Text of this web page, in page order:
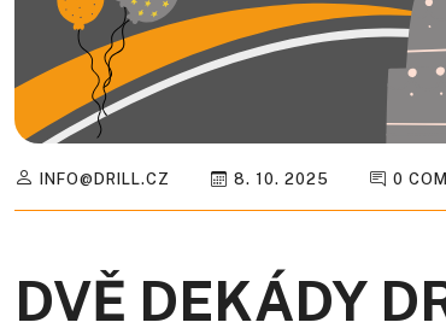
INFO@DRILL.CZ 8. 10. 2025 0
DVĚ DEKÁDY